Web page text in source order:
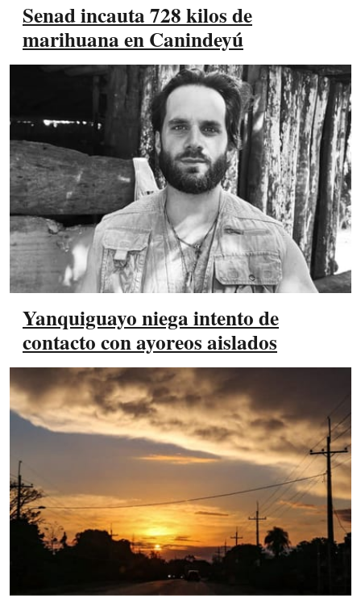
Senad incauta 728 kilos de
marihuana en Canindeyú
Yanquiguayo niega intento de
contacto con ayoreos aislados